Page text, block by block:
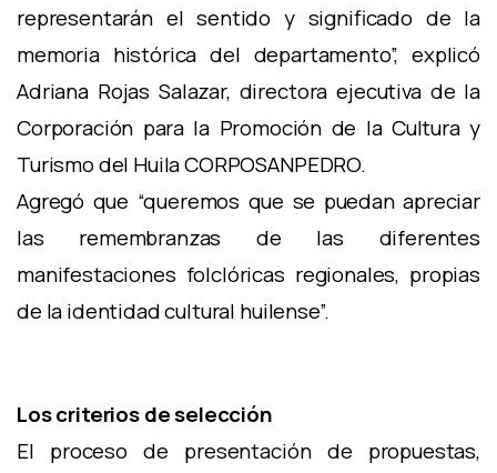
representarán el sentido y significado de la
memoria histórica del departamento”, explicó
Adriana Rojas Salazar, directora ejecutiva de la
Corporación para la Promoción de la Cultura y
Turismo del Huila CORPOSANPEDRO.
Agregó que “queremos que se puedan apreciar
las remembranzas de las diferentes
manifestaciones folclóricas regionales, propias
de la identidad cultural huilense”.
Los criterios de selección
El proceso de presentación de propuestas,